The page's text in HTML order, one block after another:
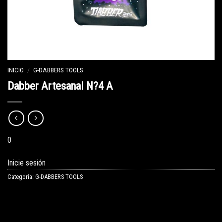
INICIO / G-DABBERS TOOLS
Dabber Artesanal N?4 A
0
Inicie sesión
Categoría: G-DABBERS TOOLS